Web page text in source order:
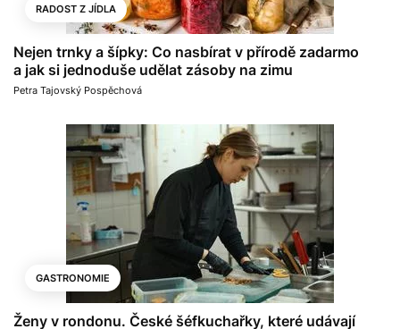
RADOST Z JÍDLA
Nejen trnky a šípky: Co nasbírat v přírodě zadarmo
a jak si jednoduše udělat zásoby na zimu
Petra Tajovský Pospěchová
GASTRONOMIE
Ženy v rondonu. České šéfkuchařky, které udávají